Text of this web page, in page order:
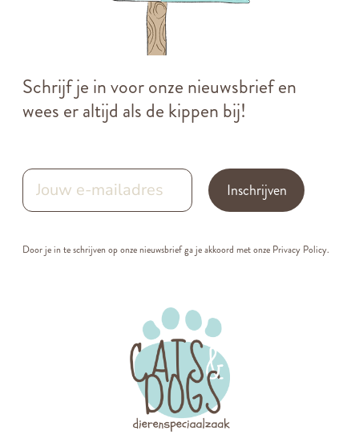
Schrijf je in voor onze nieuwsbrief en
wees er altijd als de kippen bij!
Inschrijven
Door je in te schrijven op onze nieuwsbrief ga je akkoord met onze Privacy Policy.